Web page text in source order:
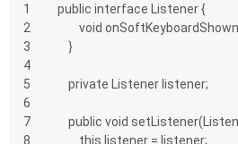
1
2
3
4
5
6
7
8
public interface Listener {
void
    }
    private Listener listener;
public void
        this.listener = listener;